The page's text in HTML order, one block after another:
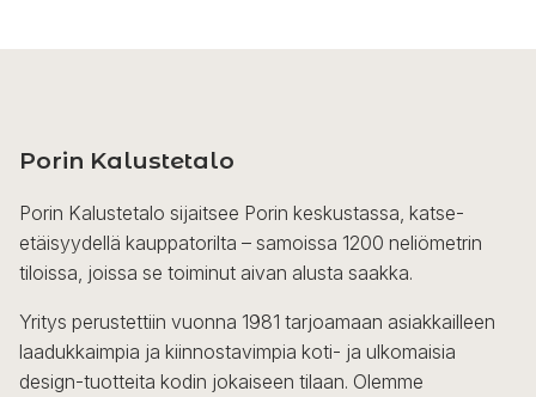
Porin Kalustetalo
Porin Kalustetalo sijaitsee Porin keskustassa, katse-
etäisyydellä kauppatorilta – samoissa 1200 neliömetrin
tiloissa, joissa se toiminut aivan alusta saakka.
Yritys perustettiin vuonna 1981 tarjoamaan asiakkailleen
laadukkaimpia ja kiinnostavimpia koti- ja ulkomaisia
design-tuotteita kodin jokaiseen tilaan. Olemme